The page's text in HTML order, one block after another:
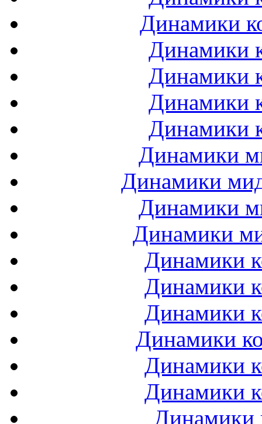
Динамики
Динамики
Динамики
Динамики
Динамики
Динамики
Динамики
Динамики
Динамики
Динамики
Динамики
Динамики
Динамики
Динамики
Динамики
Динамики